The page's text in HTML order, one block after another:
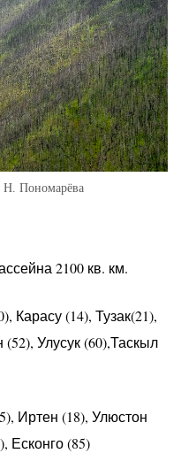
Н. Пономарёва
2100 кв. км.
Карасу (14), Тузак(21),
(52), Улусук (60),Таскыл
Иртен (18), Улюстон
Есконго (85)